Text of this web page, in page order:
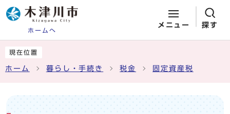
ホームへ
メニュー 探す
現在位置
ホーム 暮らし・手続き 税金 固定資産税